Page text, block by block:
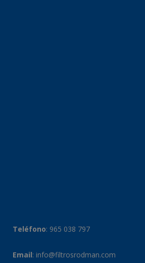
Teléfono: 965 038 797
Email: info@filtrosrodman.com